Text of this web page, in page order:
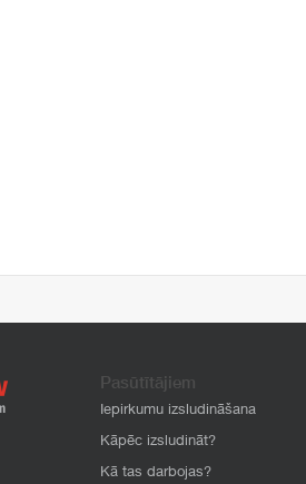
Pasūtītājiem
Iepirkumu izsludināšana
Kāpēc izsludināt?
Kā tas darbojas?